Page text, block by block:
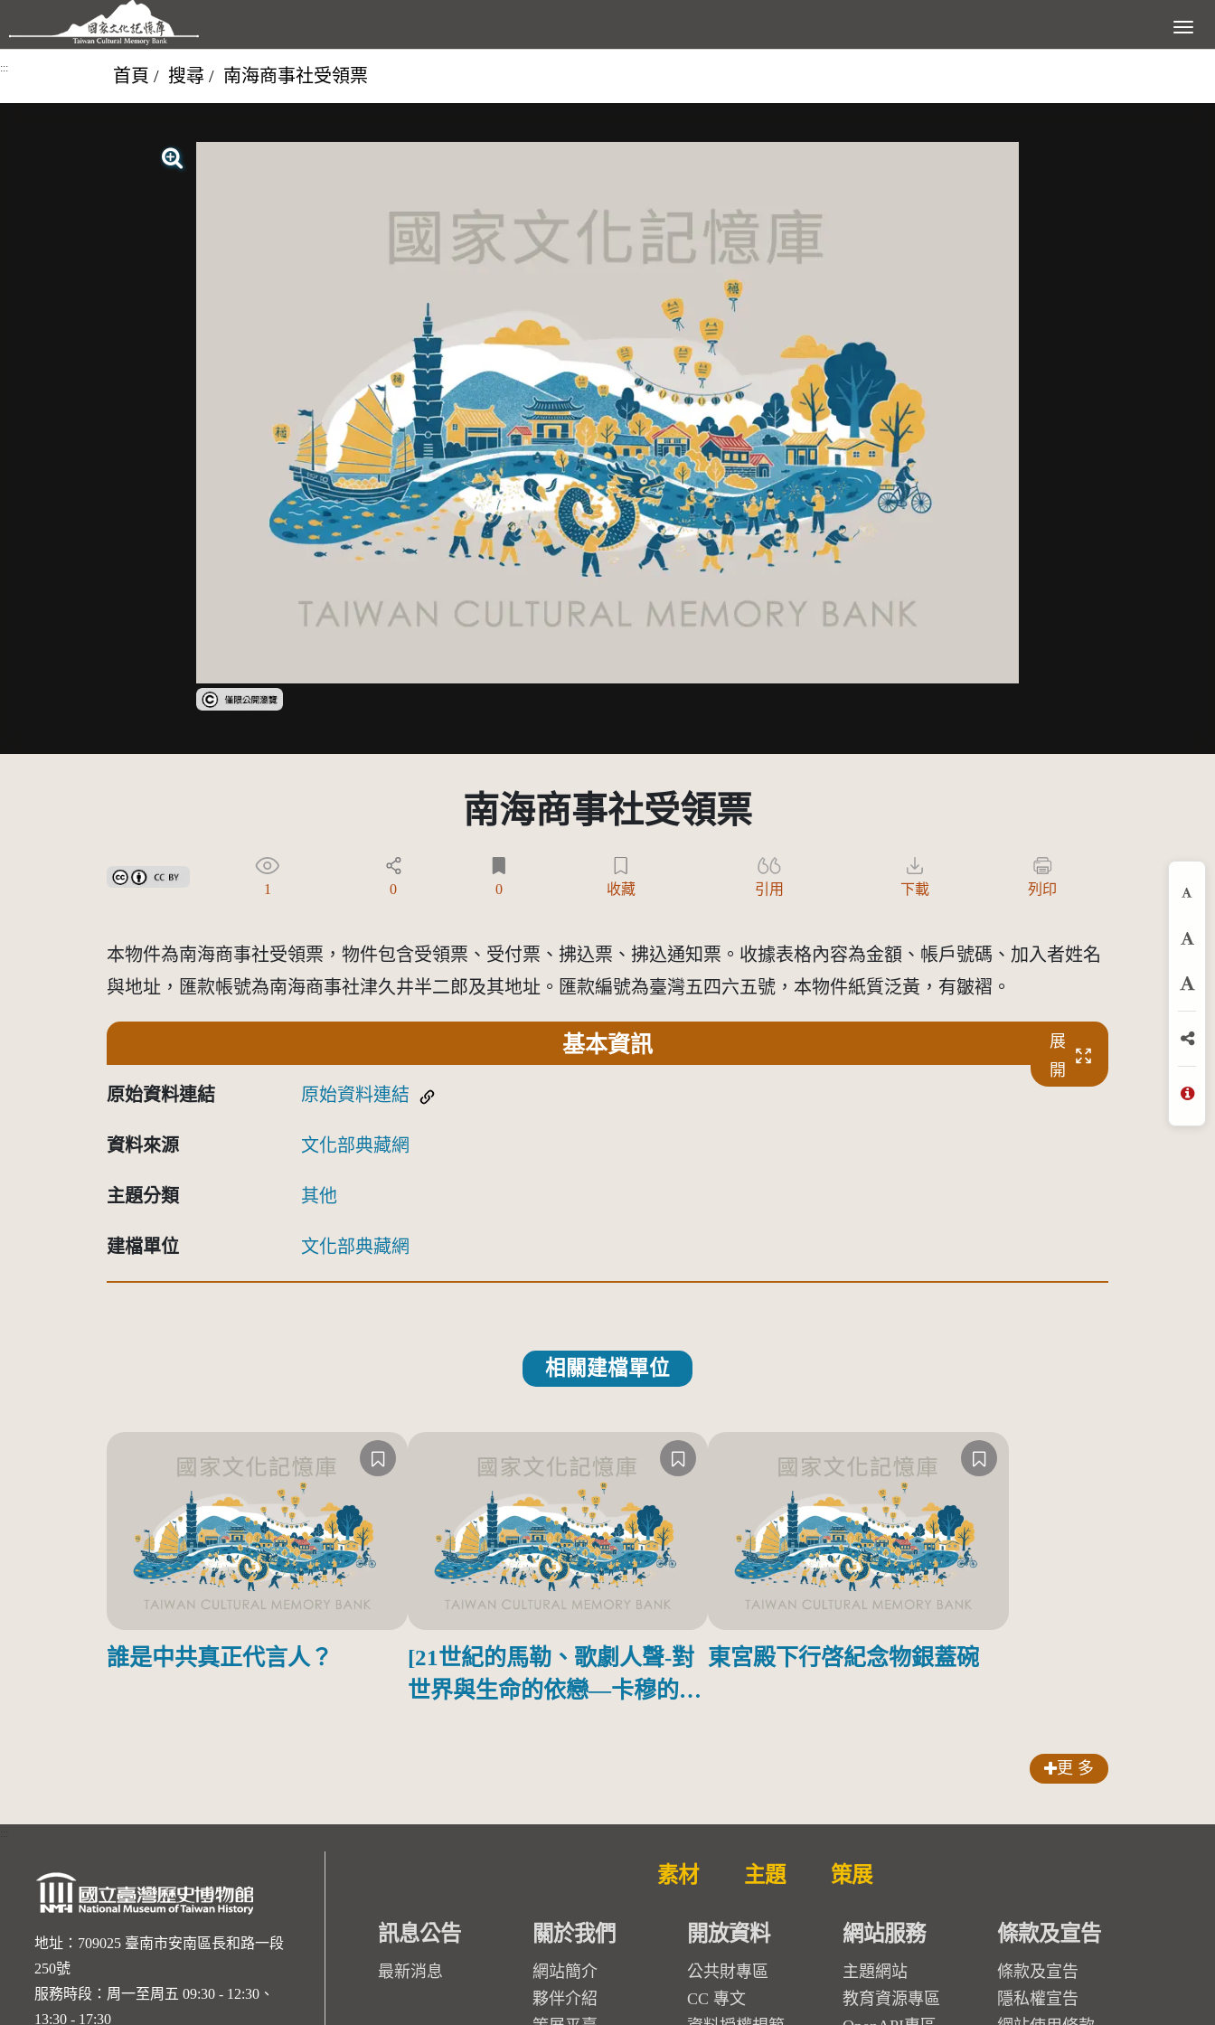
跳到主要內容區塊 展開選
::: 首頁 搜尋 南海商事社受領票
受著作權法保護-僅限於本平台有限度公開瀏覽
南海商事社受領票
創用CC姓名標示 3.0 台灣及其後版本(CC BY 3.0 TW +)
1 0 0 收藏 引用 下載 列印
本物件為南海商事社受領票，物件包含受領票、受付票、拂込票、拂込通知票。收據表格內容為金額、帳戶號碼、加入者姓名
與地址，匯款帳號為南海商事社津久井半二郎及其地址。匯款編號為臺灣五四六五號，本物件紙質泛黃，有皺褶。
基本資訊
展
開
原始資料連結 原始資料連結
資料來源 文化部典藏網
主題分類 其他
建檔單位 文化部典藏網
相關建檔單位
誰是中共真正代言人？
[21世紀的馬勒、歌劇人聲-對
世界與生命的依戀—卡穆的馬
東宮殿下行啓紀念物銀蓋碗
更 多
放
分
地址：709025 臺南市安南區長和路一段
250號
服務時段：周一至周五 09:30 - 12:30、
13:30 - 17:30
素材 主題 策展
訊息公告
最新消息
關於我們
網站簡介
夥伴介紹
開放資料
公共財專區
CC 專文
網站服務
主題網站
教育資源專區
條款及宣告
條款及宣告
隱私權宣告